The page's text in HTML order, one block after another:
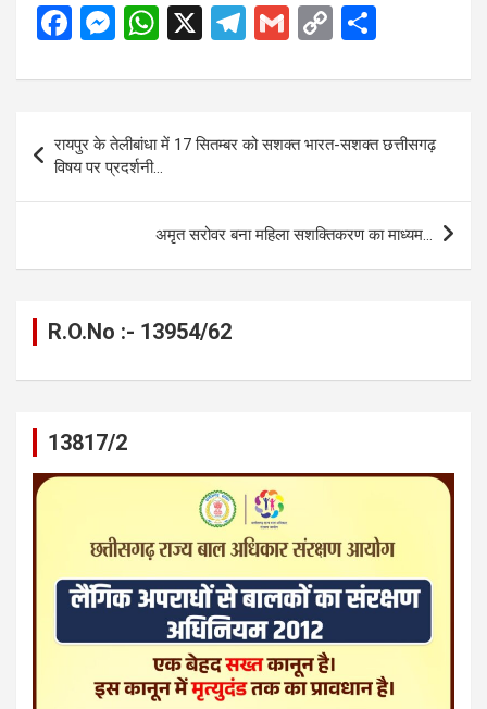
F
ce
o
o
M
se
n
g
er
W
at
s
A
p
p
X
T
e
gr
a
m
G
ail
C
py
n
k
ar
navigation
रायपुर के तेलीबांधा में 17 सितम्बर को सशक्त भारत-सशक्त छत्तीसगढ़
विषय पर प्रदर्शनी…
अमृत सरोवर बना महिला सशक्तिकरण का माध्यम…
R.O.No :- 13954/62
13817/2